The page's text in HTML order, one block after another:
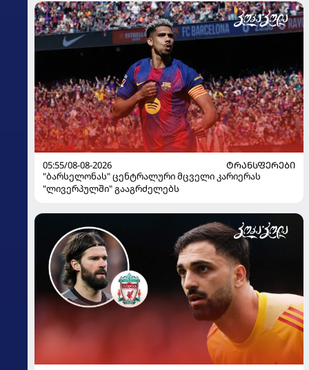
05:55/08-08-2026
ᲢᲠᲐᲜᲡᲤᲔᲠᲔᲑᲘ
"ბარსელონას" ცენტრალური მცველი კარიერას
"ლივერპულში" გააგრძელებს